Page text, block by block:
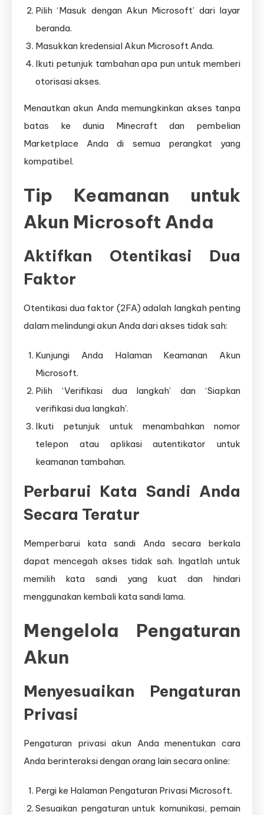
Pilih ‘Masuk dengan Akun Microsoft’ dari layar
beranda.
Masukkan kredensial Akun Microsoft Anda.
Ikuti petunjuk tambahan apa pun untuk memberi
otorisasi akses.
Menautkan akun Anda memungkinkan akses tanpa
batas ke dunia Minecraft dan pembelian
Marketplace Anda di semua perangkat yang
kompatibel.
Tip Keamanan untuk
Akun Microsoft Anda
Aktifkan Otentikasi Dua
Faktor
Otentikasi dua faktor (2FA) adalah langkah penting
dalam melindungi akun Anda dari akses tidak sah:
Kunjungi Anda Halaman Keamanan Akun
Microsoft.
Pilih ‘Verifikasi dua langkah’ dan ‘Siapkan
verifikasi dua langkah’.
Ikuti petunjuk untuk menambahkan nomor
telepon atau aplikasi autentikator untuk
keamanan tambahan.
Perbarui Kata Sandi Anda
Secara Teratur
Memperbarui kata sandi Anda secara berkala
dapat mencegah akses tidak sah. Ingatlah untuk
memilih kata sandi yang kuat dan hindari
menggunakan kembali kata sandi lama.
Mengelola Pengaturan
Akun
Menyesuaikan Pengaturan
Privasi
Pengaturan privasi akun Anda menentukan cara
Anda berinteraksi dengan orang lain secara online:
Pergi ke Halaman Pengaturan Privasi Microsoft.
Sesuaikan pengaturan untuk komunikasi, pemain